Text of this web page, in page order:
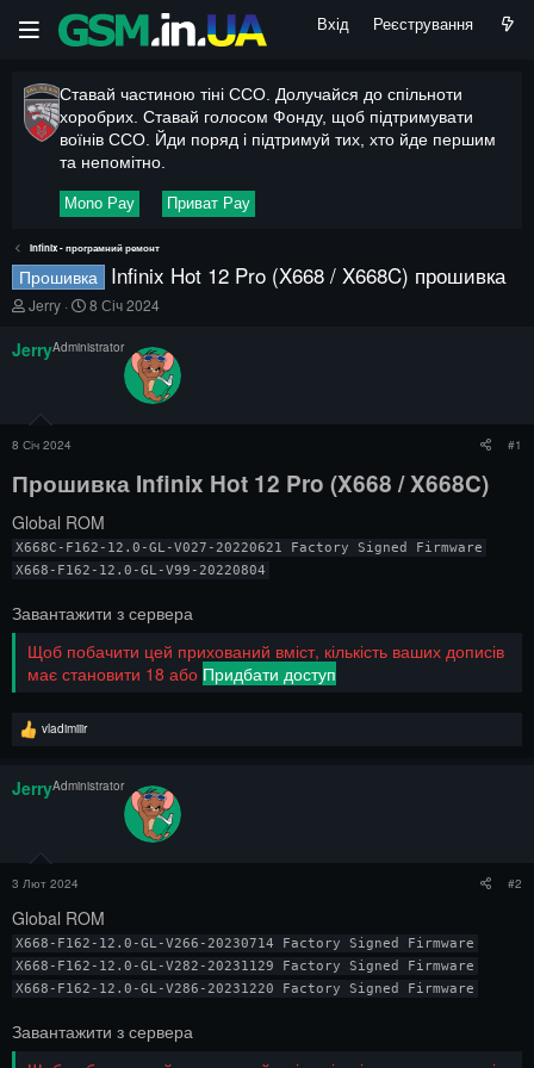
Вхід Реєстрування
Ставай частиною тіні ССО. Долучайся до спільноти
хоробрих. Ставай голосом Фонду, щоб підтримувати
воїнів ССО. Йди поряд і підтримуй тих, хто йде першим
та непомітно.
Mono Pay Приват Pay
Infinix - програмний ремонт
Прошивка Infinix Hot 12 Pro (X668 / X668C) прошивка
А
о
е
м
и
Jerry
Д
т
у
8 Січ 2024
JerryAdministrator
8 Січ 2024 #1
Прошивка Infinix Hot 12 Pro (X668 / X668C)​
Global ROM
X668C-F162-12.0-GL-V027-20220621 Factory Signed Firmware
X668-F162-12.0-GL-V99-20220804
Завантажити з сервера
Щоб побачити цей прихований вміст, кількість ваших дописів
має становити 18 або Придбати доступ
Р
ц
vladimiiir
JerryAdministrator
3 Лют 2024 #2
Global ROM
X668-F162-12.0-GL-V266-20230714 Factory Signed Firmware
X668-F162-12.0-GL-V282-20231129 Factory Signed Firmware
X668-F162-12.0-GL-V286-20231220 Factory Signed Firmware
Завантажити з сервера